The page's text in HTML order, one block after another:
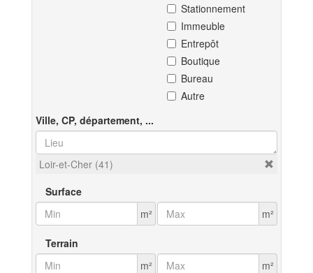
Stationnement
Immeuble
Entrepôt
Boutique
Bureau
Autre
Ville, CP, département, ...
Loir-et-Cher (41)
Surface
m²
m²
Terrain
m²
m²